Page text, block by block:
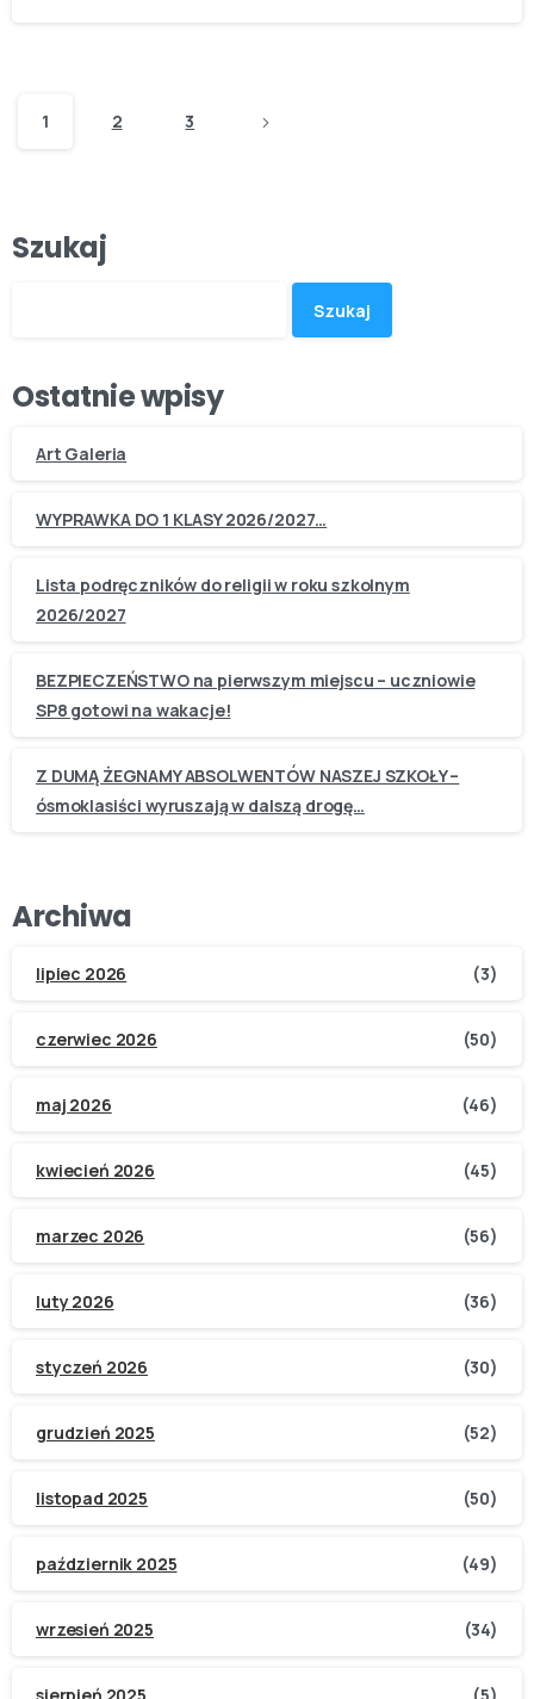
1 2 3
Szukaj
Szukaj
Ostatnie wpisy
Art Galeria
WYPRAWKA DO 1 KLASY 2026/2027…
Lista podręczników do religii w roku szkolnym
2026/2027
BEZPIECZEŃSTWO na pierwszym miejscu – uczniowie
SP8 gotowi na wakacje!
Z DUMĄ ŻEGNAMY ABSOLWENTÓW NASZEJ SZKOŁY –
ósmoklasiści wyruszają w dalszą drogę…
Archiwa
lipiec 2026 (3)
czerwiec 2026 (50)
maj 2026 (46)
kwiecień 2026 (45)
marzec 2026 (56)
luty 2026 (36)
styczeń 2026 (30)
grudzień 2025 (52)
listopad 2025 (50)
październik 2025 (49)
wrzesień 2025 (34)